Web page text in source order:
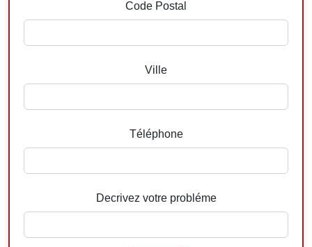
Code Postal
Ville
Téléphone
Decrivez votre probléme